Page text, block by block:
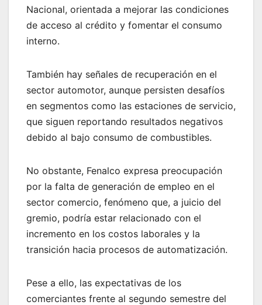
Nacional, orientada a mejorar las condiciones
de acceso al crédito y fomentar el consumo
interno.
También hay señales de recuperación en el
sector automotor, aunque persisten desafíos
en segmentos como las estaciones de servicio,
que siguen reportando resultados negativos
debido al bajo consumo de combustibles.
No obstante, Fenalco expresa preocupación
por la falta de generación de empleo en el
sector comercio, fenómeno que, a juicio del
gremio, podría estar relacionado con el
incremento en los costos laborales y la
transición hacia procesos de automatización.
Pese a ello, las expectativas de los
comerciantes frente al segundo semestre del